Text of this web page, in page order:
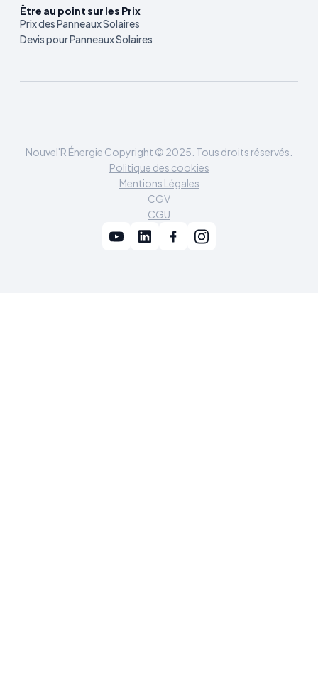
Être au point sur les Prix
Prix des Panneaux Solaires
Devis pour Panneaux Solaires
Nouvel'R Énergie Copyright © 2025. Tous droits réservés.
Politique des cookies
Mentions Légales
CGV
CGU